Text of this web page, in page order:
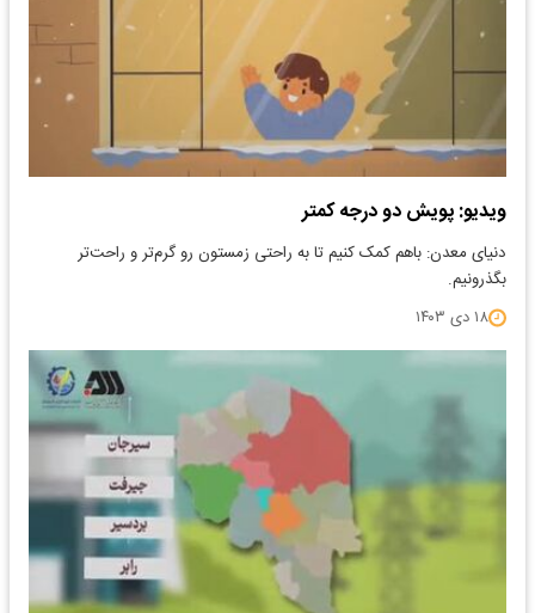
ویدیو: پویش دو درجه کمتر
دنیای معدن: باهم کمک کنیم تا به راحتی زمستون رو گرم‌تر و راحت‌تر
بگذرونیم.
۱۸ دی ۱۴۰۳